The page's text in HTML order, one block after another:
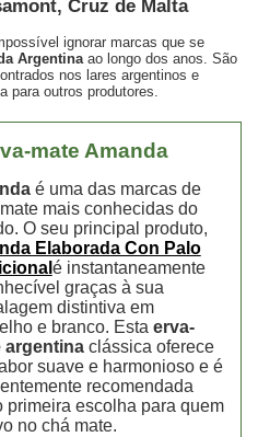
, Cruz de Malta
ignorar marcas que se
Argentinaao longo dos anos. São
nos lares argentinos e
para outros produtores.
mate Amanda
é uma das marcas de
mais conhecidas do
O seu principal produto,
Elaborada Con Palo
é instantaneamente
graças à sua
distintiva em
e branco. Esta erva-
argentinaclássica oferece
suave e harmonioso e é
recomendada
primeira escolha para quem
no chá mate.